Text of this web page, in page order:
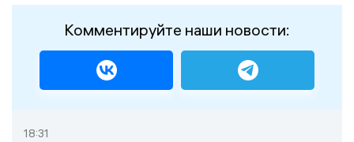
Комментируйте наши новости:
18:31